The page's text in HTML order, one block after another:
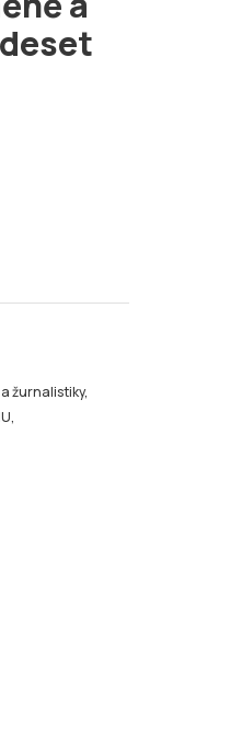
žurnalistiky,